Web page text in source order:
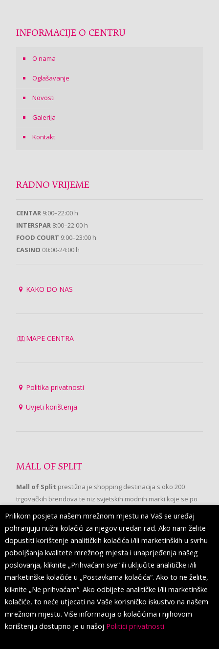
INFORMACIJE O CENTRU
O nama
Oglašavanje
Novosti
Galerija
Kontakt
RADNO VRIJEME
CENTAR 9:00–22:00 h
INTERSPAR 8:00–22:00 h
FOOD COURT 9:00–23:00 h
CASINO 00:00-24:00 h
KAKO DO NAS
MAPE CENTRA
Politika privatnosti
Uvjeti korištenja
MALL OF SPLIT
Mall of Split prestižna je shopping destinacija s oko 200
trgovačkih brendova te niz svjetskih modnih marki koje se po
prvi put pojavljuju u Splitu.
PRATITE NAS
Prilikom posjeta našem mrežnom mjestu na Vaš se uređaj
pohranjuju nužni kolačići za njegov uredan rad. Ako nam želite
dopustiti korištenje analitičkih kolačića i/ili marketinških u svrhu
poboljšanja kvalitete mrežnog mjesta i unaprjeđenja našeg
poslovanja, kliknite „Prihvaćam sve“ ili uključite analitičke i/ili
marketinške kolačiće u „Postavkama kolačića“. Ako to ne želite,
kliknite „Ne prihvaćam“. Ako odbijete analitičke i/ili marketinške
kolačiće, to neće utjecati na Vaše korisničko iskustvo na našem
mrežnom mjestu. Više informacija o kolačićima i njihovom
korištenju dostupno je u našoj Politici privatnosti